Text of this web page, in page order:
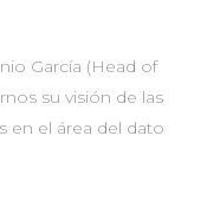
García (Head of
su visión de las
en el área del dato